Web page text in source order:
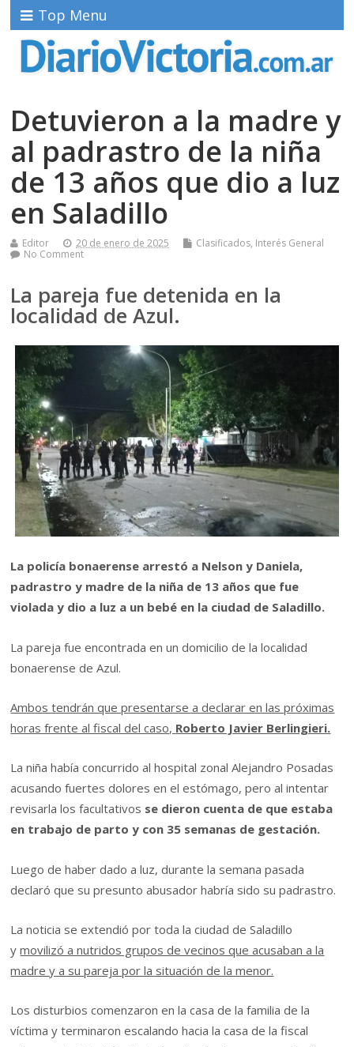
Top Menu
Detuvieron a la madre y
al padrastro de la niña
de 13 años que dio a luz
en Saladillo
Editor 20 de enero de 2025 Clasificados, Interés General
No Comment
La pareja fue detenida en la
localidad de Azul.
La policía bonaerense arrestó a Nelson y Daniela,
padrastro y madre de la niña de 13 años que fue
violada y dio a luz a un bebé en la ciudad de Saladillo.
La pareja fue encontrada en un domicilio de la localidad
bonaerense de Azul.
Ambos tendrán que presentarse a declarar en las próximas
horas frente al fiscal del caso, Roberto Javier Berlingieri.
La niña había concurrido al hospital zonal Alejandro Posadas
acusando fuertes dolores en el estómago, pero al intentar
revisarla los facultativos se dieron cuenta de que estaba
en trabajo de parto y con 35 semanas de gestación.
Luego de haber dado a luz, durante la semana pasada
declaró que su presunto abusador habría sido su padrastro.
La noticia se extendió por toda la ciudad de Saladillo
ymovilizó a nutridos grupos de vecinos que acusaban a la
madre y a su pareja por la situación de la menor.
Los disturbios comenzaron en la casa de la familia de la
víctima y terminaron escalando hacia la casa de la fiscal